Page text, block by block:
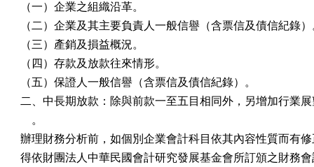
（一）企業之組織沿革。
（二）企業及其主要負責人一般信譽（含票信及債信紀錄
（三）產銷及損益概況。
（四）存款及放款往來情形。
（五）保證人一般信譽（含票信及債信紀錄）。
二、中長期放款：除與前款一至五目相同外，另增加行業
    。
辦理財務分析前，如個別企業會計科目依其內容性質而有
得依財團法人中華民國會計研究發展基金會所訂頒之財務